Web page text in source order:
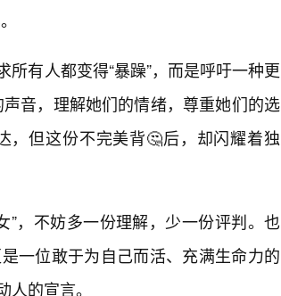
所有人都变得“暴躁”，而是呼吁一种更
音，理解她们的情绪，尊重她们的选
，但这份不完美背🤔后，却闪耀着独
”，不妨多一份理解，少一份评判。也
一位敢于为自己而活、充满生命力的
的宣言。